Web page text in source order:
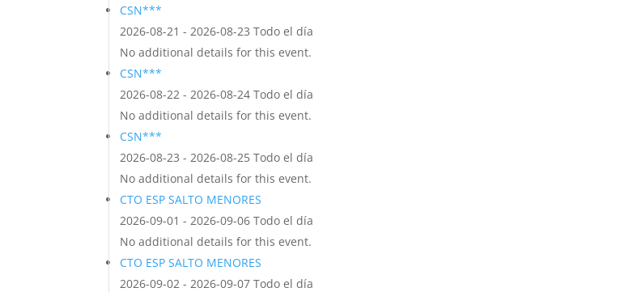
CSN***
2026-08-21 - 2026-08-23 Todo el día
No additional details for this event.
CSN***
2026-08-22 - 2026-08-24 Todo el día
No additional details for this event.
CSN***
2026-08-23 - 2026-08-25 Todo el día
No additional details for this event.
CTO ESP SALTO MENORES
2026-09-01 - 2026-09-06 Todo el día
No additional details for this event.
CTO ESP SALTO MENORES
2026-09-02 - 2026-09-07 Todo el día